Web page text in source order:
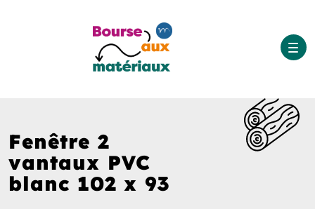
Fenêtre 2
vantaux PVC
blanc 102 x 93